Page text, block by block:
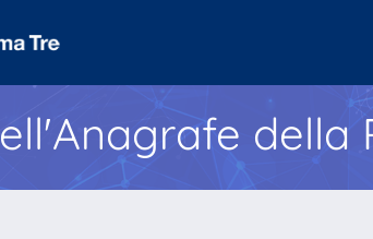
della